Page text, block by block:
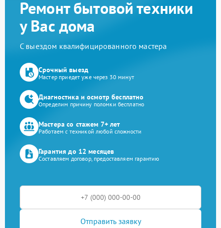
Ремонт бытовой техники
у Вас дома
С выездом квалифицированного мастера
Срочный выезд
Мастер приедет уже через 30 минут
Диагностика и осмотр бесплатно
Определим причину поломки бесплатно
Мастера со стажем 7+ лет
Работаем с техникой любой сложности
Гарантия до 12 месяцев
Составляем договор, предоставляем гарантию
Отправить заявку